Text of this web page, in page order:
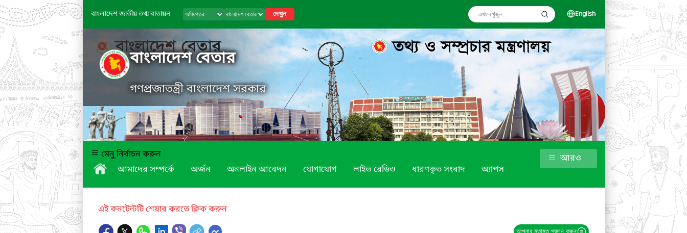
বাংলাদেশ জাতীয় তথ্য বাতায়ন দেখুন English
বাংলাদেশ বেতার
গণপ্রজাতন্ত্রী বাংলাদেশ সরকার
মেনু নির্বাচন করুন
আমাদের সম্পর্কে
অর্জন অনলাইন আবেদন যোগাযোগ লাইভ রেডিও ধারণকৃত সংবাদ অ্যাপস
আরও
এই কনটেন্টটি শেয়ার করতে ক্লিক করুন
আপনার মতামত প্রদান করুন